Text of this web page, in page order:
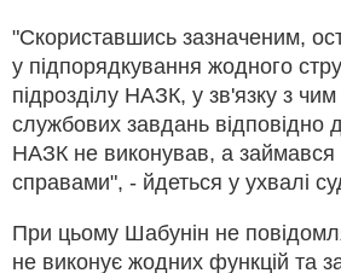
"Скориставшись зазначеним,
у підпорядкування жодного
підрозділу НАЗК, у зв'язку з
службових завдань відповідно
НАЗК не виконував, а займався
справами", - йдеться у ухвалі
При цьому Шабунін не
не виконує жодних функцій та